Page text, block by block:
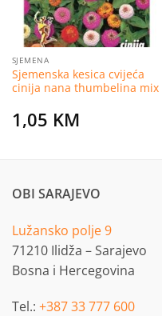
SJEMENA
Sjemenska kesica cvijeća
cinija nana thumbelina mix
1,05 KM
OBI SARAJEVO
Lužansko polje 9
71210 Ilidža – Sarajevo
Bosna i Hercegovina
Tel.: +387 33 777 600